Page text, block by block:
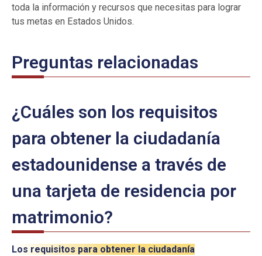
toda la información y recursos que necesitas para lograr
tus metas en Estados Unidos.
Preguntas relacionadas
¿Cuáles son los requisitos
para obtener la ciudadanía
estadounidense a través de
una tarjeta de residencia por
matrimonio?
Los requisitos para obtener la ciudadanía